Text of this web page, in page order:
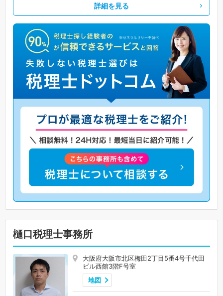
詳細を見る
樋口税理士事務所
大阪府大阪市北区梅田2丁目5番4号千代田
ビル西館3階F号室
地図